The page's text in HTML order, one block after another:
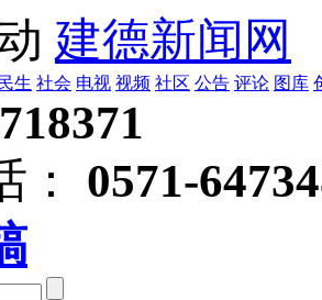
建德新闻网
民生 社会 电视 视频 社区 公告 评论 图库
：
0571-